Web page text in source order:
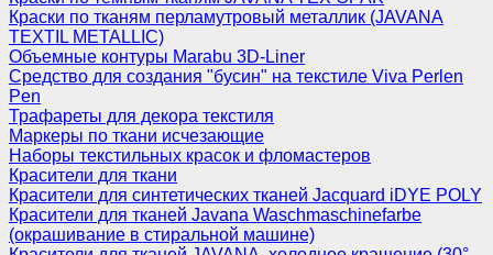
Краски по тканям перламутровый металлик (JAVANA
TEXTIL METALLIC)
Объемные контуры Marabu 3D-Liner
Средство для создания "бусин" на текстиле Viva Perlen
Pen
Трафареты для декора текстиля
Маркеры по ткани исчезающие
Наборы текстильных красок и фломастеров
Красители для ткани
Красители для синтетических тканей Jacquard iDYE POLY
Красители для тканей Javana Waschmaschinefarbe
(окрашивание в стиральной машине)